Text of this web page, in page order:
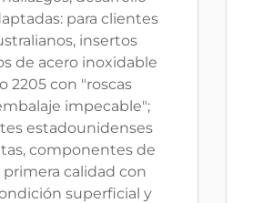
para clientes
insertos
de acero inoxidable
2205 con "roscas
impecable";
estadounidenses
componentes de
calidad con
superficial y